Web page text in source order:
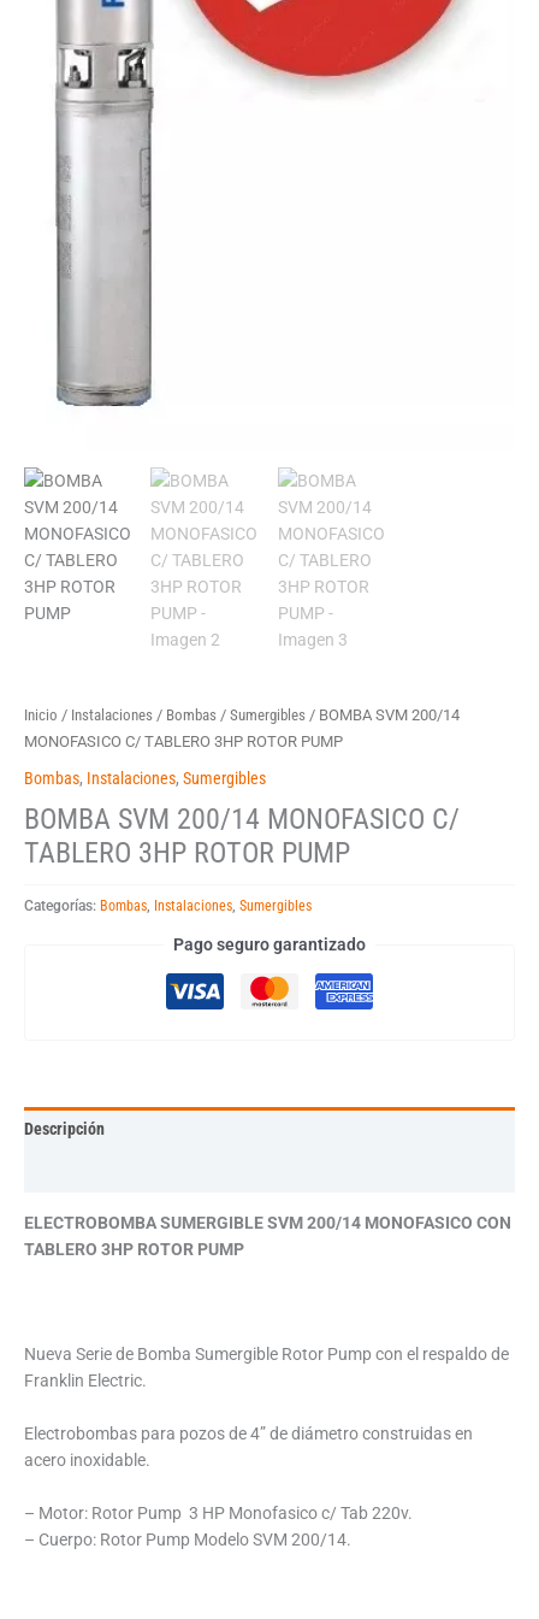
Inicio / Instalaciones / Bombas / Sumergibles / BOMBA SVM 200/14
MONOFASICO C/ TABLERO 3HP ROTOR PUMP
Bombas, Instalaciones, Sumergibles
BOMBA SVM 200/14 MONOFASICO C/
TABLERO 3HP ROTOR PUMP
Categorías: Bombas, Instalaciones, Sumergibles
Pago seguro garantizado
Descripción
ELECTROBOMBA SUMERGIBLE SVM 200/14 MONOFASICO CON
TABLERO 3HP ROTOR PUMP
Nueva Serie de Bomba Sumergible Rotor Pump con el respaldo de
Franklin Electric.
Electrobombas para pozos de 4” de diámetro construidas en
acero inoxidable.
– Motor: Rotor Pump 3 HP Monofasico c/ Tab 220v.
– Cuerpo: Rotor Pump Modelo SVM 200/14.